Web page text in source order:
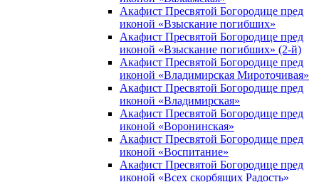
Акафист Пресвятой Богородице пред
иконой «Взыскание погибших»
Акафист Пресвятой Богородице пред
иконой «Взыскание погибших» (2-й)
Акафист Пресвятой Богородице пред
иконой «Владимирская Мироточивая»
Акафист Пресвятой Богородице пред
иконой «Владимирская»
Акафист Пресвятой Богородице пред
иконой «Воронинская»
Акафист Пресвятой Богородице пред
иконой «Воспитание»
Акафист Пресвятой Богородице пред
иконой «Всех скорбящих Радость»